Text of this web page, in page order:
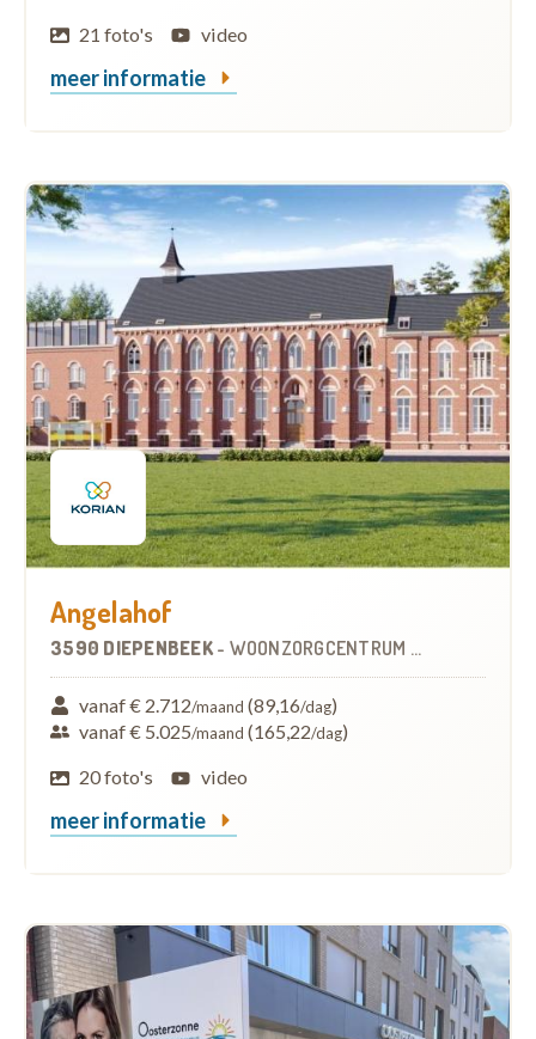
21 foto's
video
meer informatie
Angelahof
3590 DIEPENBEEK- WOONZORGCENTRUM (WZC)
vanaf € 2.712/maand (89,16/dag)
vanaf € 5.025/maand (165,22/dag)
20 foto's
video
meer informatie